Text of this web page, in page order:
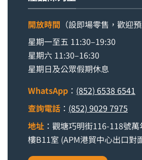
開放時間 （設即場零售，歡迎預
星期一至五 11:30–19:30
星期六 11:30–16:30
星期日及公眾假期休息
WhatsApp ： (852) 6538 6541
查詢電話 ： (852) 9029 7975
地址 ：觀塘巧明街116-118號
樓B11室 (APM港貿中心出口對